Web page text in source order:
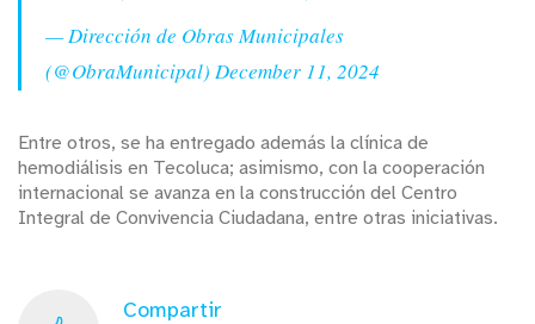
— Dirección de Obras Municipales
(@ObraMunicipal) December 11, 2024
Entre otros, se ha entregado además la clínica de
hemodiálisis en Tecoluca; asimismo, con la cooperación
internacional se avanza en la construcción del Centro
Integral de Convivencia Ciudadana, entre otras iniciativas.
Compartir